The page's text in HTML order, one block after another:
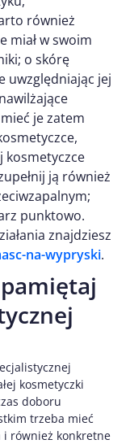
również
miał w swoim
o skórę
uwzględniając jej
je zatem
kosmetyczce
ją również
punktowo.
znajdziesz
na-wypryski.
kosmetyczki
doboru
trzeba mieć
i również konkretne